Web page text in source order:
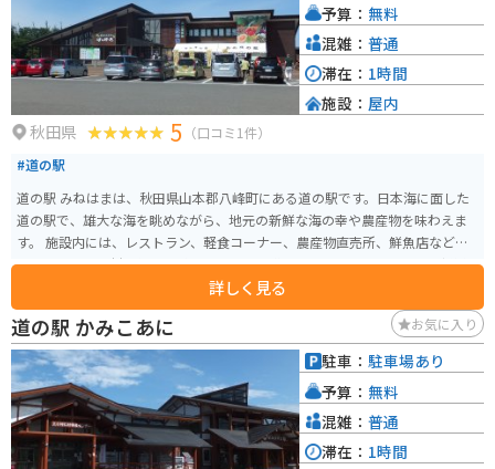
秋田県 5 （口コミ1件）
#道の駅
道の駅 みねはまは、秋田県山本郡八峰町にある道の駅です。日本海に面した
道の駅で、雄大な海を眺めながら、地元の新鮮な海の幸や農産物を味わえま
す。 施設内には、レストラン、軽食コーナー、農産物直売所、鮮魚店などが
あり、地元の食材を使った料理や特産品を購入できます。おすすめは、新鮮
な魚介類を使った海鮮丼や、地元産の野菜を使った天ぷらです。また、軽食
コーナーでは、ソフトクリームや焼きイカなどの軽食も販売しています。 バ
イクで訪れる場合、道の駅 みねはまには、広い駐車場が完備されているので
安心です。日本海沿いの道路は、景色が良く、ツーリングにも最適です。道の
駅 みねはまから、車で約5分の場所には、ハタハタ館という、八峰町の魚であ
るハタハタに関する資料館もあるので、休憩がてら立ち寄ってみるのも良い
でしょう。
詳しく見る
予算： 無料
混雑： 普通
滞在： 1時間
施設： 屋内
道の駅 かみこあに お気に入り
駐車： 駐車場あり
予算： 無料
混雑： 普通
滞在： 1時間